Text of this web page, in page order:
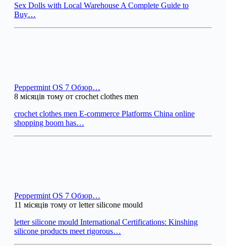
Sex Dolls with Local Warehouse A Complete Guide to
Buy…
Peppermint OS 7 Обзор…
8 місяців тому от crochet clothes men
crochet clothes men E-commerce Platforms China online
shopping boom has…
Peppermint OS 7 Обзор…
11 місяців тому от letter silicone mould
letter silicone mould International Certifications: Kinshing
silicone products meet rigorous…